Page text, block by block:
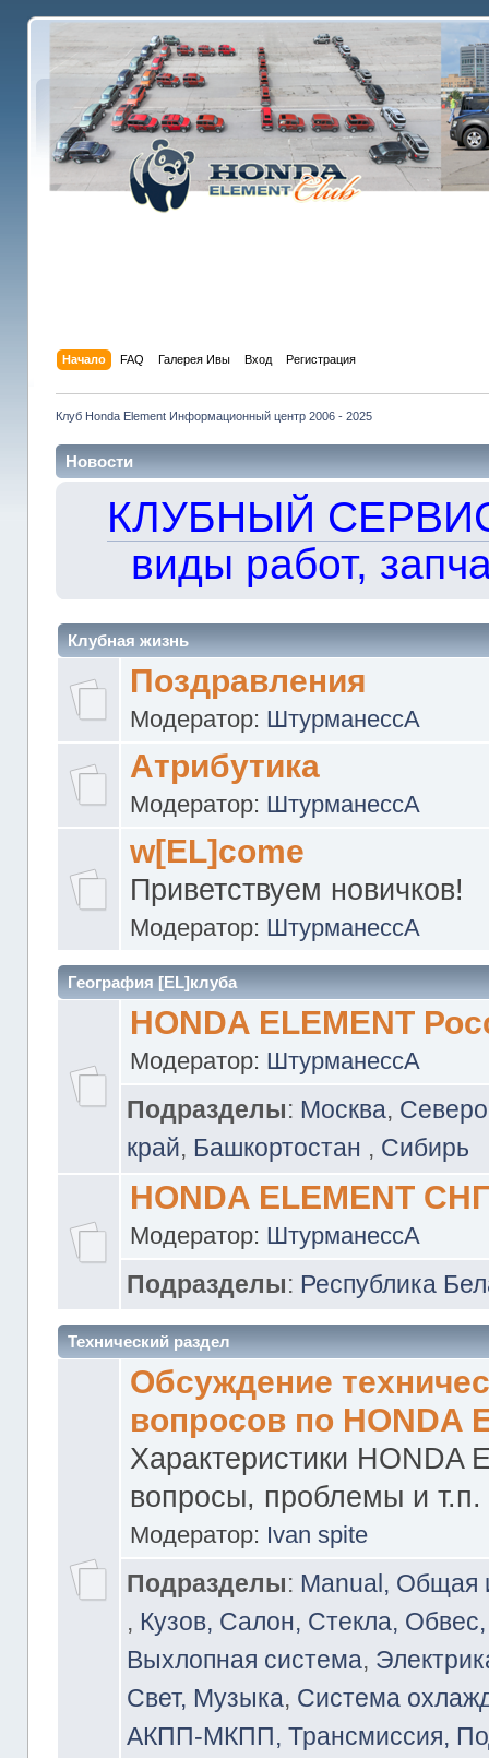
Начало FAQ Галерея Ивы Вход Регистрация
Клуб Honda Element Информационный центр 2006 - 2025
Новости
КЛУБНЫЙ
виды работ,
Клубная жизнь
Поздравления
Модератор: ШтурманессА
Атрибутика
Модератор: ШтурманессА
w[EL]come
Приветствуем новичков!
Модератор: ШтурманессА
География [EL]клуба
HONDA ELEMENT
Модератор: ШтурманессА
Подразделы: Москва,
край, Башкортостан , Сибирь
HONDA ELEMENT
Модератор: ШтурманессА
Подразделы: Республика
Технический раздел
Обсуждение
вопросов по HONDA
Характеристики HONDA
вопросы, проблемы и т.п.
Модератор: Ivan spite
Подразделы: Manual,
, Кузов, Салон, Стекла,
Выхлопная система,
Свет, Музыка, Система
АКПП-МКПП, Трансмиссия,